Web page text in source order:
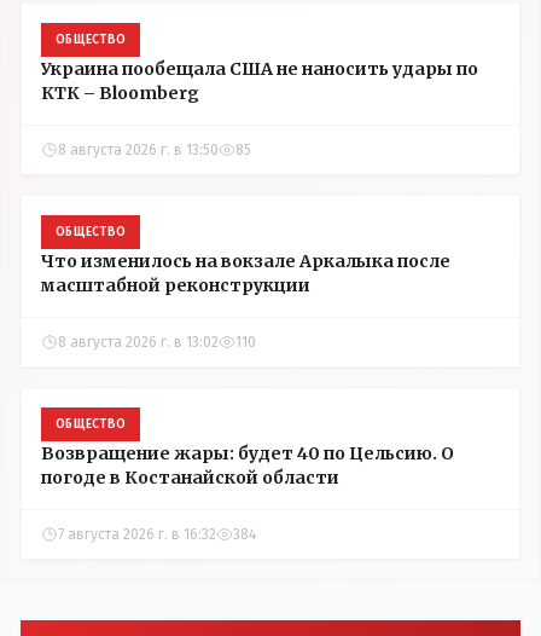
ОБЩЕСТВО
Украина пообещала США не наносить удары по
КТК – Bloomberg
8 августа 2026 г. в 13:50 85
ОБЩЕСТВО
Что изменилось на вокзале Аркалыка после
масштабной реконструкции
8 августа 2026 г. в 13:02 110
ОБЩЕСТВО
Возвращение жары: будет 40 по Цельсию. О
погоде в Костанайской области
7 августа 2026 г. в 16:32 384